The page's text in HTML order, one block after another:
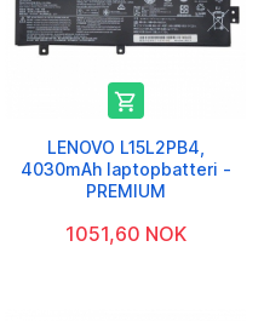

LENOVO L15L2PB4,
4030mAh laptopbatteri -
PREMIUM
1051,60 NOK